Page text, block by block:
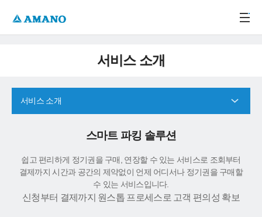
서비스 소개
서비스 소개
스마트 파킹 솔루션
쉽고 편리하게 정기권을 구매, 연장할 수 있는 서비스로 조회부터
결제까지 시간과 공간의 제약없이 언제 어디서나 정기권을 구매할
수 있는 서비스입니다.
신청부터 결제까지 원스톱 프로세스로 고객 편의성 확보